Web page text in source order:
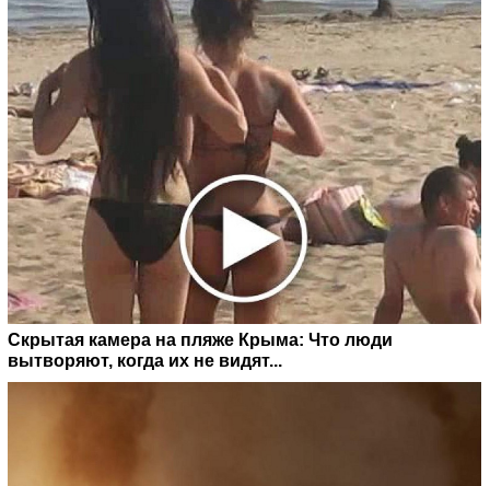
Скрытая камера на пляже Крыма: Что люди
вытворяют, когда их не видят...